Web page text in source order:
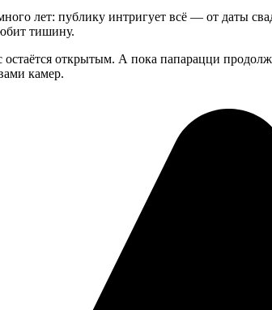
лет: публику интригует всё — от даты
тишину.
открытым. А пока папарацци
камер.